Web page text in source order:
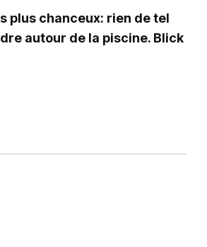
plus chanceux: rien de tel
autour de la piscine. Blick